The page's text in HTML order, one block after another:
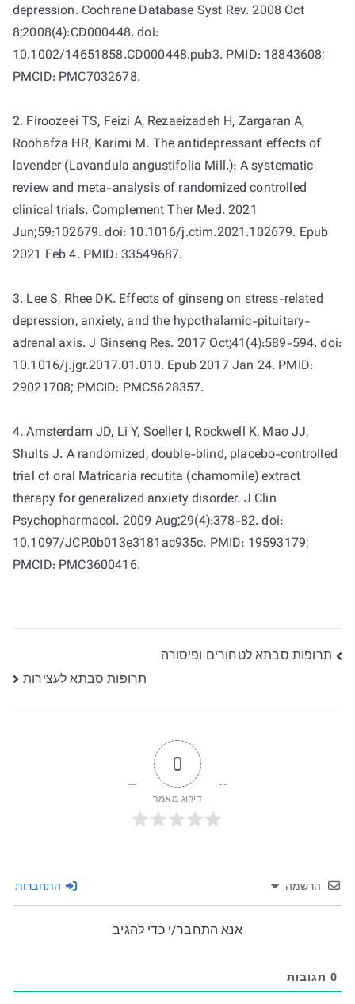
depression. Cochrane Database Syst Rev. 2008 Oct
8;2008(4):CD000448. doi:
10.1002/14651858.CD000448.pub3. PMID: 18843608;
PMCID: PMC7032678.
2. Firoozeei TS, Feizi A, Rezaeizadeh H, Zargaran A,
Roohafza HR, Karimi M. The antidepressant effects of
lavender (Lavandula angustifolia Mill.): A systematic
review and meta-analysis of randomized controlled
clinical trials. Complement Ther Med. 2021
Jun;59:102679. doi: 10.1016/j.ctim.2021.102679. Epub
2021 Feb 4. PMID: 33549687.
3. Lee S, Rhee DK. Effects of ginseng on stress-related
depression, anxiety, and the hypothalamic-pituitary-
adrenal axis. J Ginseng Res. 2017 Oct;41(4):589-594. doi:
10.1016/j.jgr.2017.01.010. Epub 2017 Jan 24. PMID:
29021708; PMCID: PMC5628357.
4. Amsterdam JD, Li Y, Soeller I, Rockwell K, Mao JJ,
Shults J. A randomized, double-blind, placebo-controlled
trial of oral Matricaria recutita (chamomile) extract
therapy for generalized anxiety disorder. J Clin
Psychopharmacol. 2009 Aug;29(4):378-82. doi:
10.1097/JCP.0b013e3181ac935c. PMID: 19593179;
PMCID: PMC3600416.
ניווט
תרופות סבתא לטחורים ופיסורה
תרופות סבתא לעצירות
0
דירוג מאמר
הרשמה התחברות
אנא התחבר/י כדי להגיב
0 תגובות